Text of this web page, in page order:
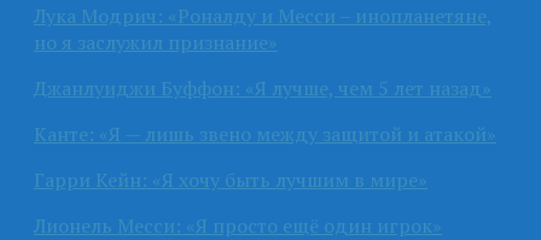
Лука Модрич: «Роналду и Месси – инопланетяне,
но я заслужил признание»
Джанлуиджи Буффон: «Я лучше, чем 5 лет назад»
Канте: «Я — лишь звено между защитой и атакой»
Гарри Кейн: «Я хочу быть лучшим в мире»
Лионель Месси: «Я просто ещё один игрок»